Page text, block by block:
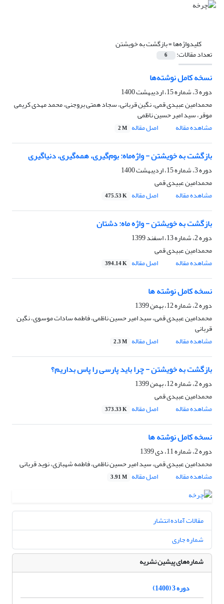
کلیدواژه‌ها =بازگشت به خویشتن
تعداد مقالات: 6
نسخه کامل نوشته‌ها
دوره 3، شماره 15، اردیبهشت 1400
محمدامین عبیدی قمی، نگین قربانی، سجاد همتی بروجنی، محمد مهدی کریمی
موقر، سید امیر حسین ناظمی
مشاهده مقاله
اصل مقاله 2 M
بازگشت به خویشتن - واژه‌ماه: بوم‌گیری، همه‌گیری، دنیاگیری
دوره 3، شماره 15، اردیبهشت 1400
محمدامین عبیدی قمی
مشاهده مقاله
اصل مقاله 475.53 K
بازگشت به خویشتن - واژه ماه: دشتان
دوره 2، شماره 13، اسفند 1399
محمدامین عبیدی قمی
مشاهده مقاله
اصل مقاله 394.14 K
نسخه کامل نوشته ‌ها
دوره 2، شماره 12، بهمن 1399
محمدامین عبیدی قمی، سید امیر حسین ناظمی، فاطمه سادات موسوی، نگین
قربانی
مشاهده مقاله
اصل مقاله 2.3 M
بازگشت به خویشتن - چرا باید پارسی را پاس بداریم؟
دوره 2، شماره 12، بهمن 1399
محمدامین عبیدی قمی
مشاهده مقاله
اصل مقاله 373.33 K
نسخه کامل نوشته ها
دوره 2، شماره 11، دی 1399
محمدامین عبیدی قمی، سید امیر حسین ناظمی، فاطمه شهبازی، نوید قربانی
مشاهده مقاله
اصل مقاله 3.91 M
مقالات آماده انتشار
شماره جاری
شماره‌های پیشین نشریه
دوره 3 (1400)